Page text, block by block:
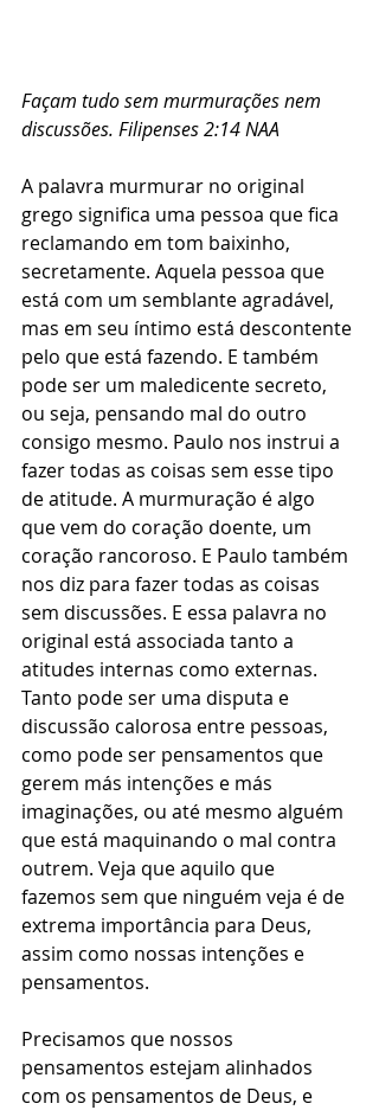
Façam tudo sem murmurações nem
discussões. Filipenses 2:14 NAA
A palavra murmurar no original
grego significa uma pessoa que fica
reclamando em tom baixinho,
secretamente. Aquela pessoa que
está com um semblante agradável,
mas em seu íntimo está descontente
pelo que está fazendo. E também
pode ser um maledicente secreto,
ou seja, pensando mal do outro
consigo mesmo. Paulo nos instrui a
fazer todas as coisas sem esse tipo
de atitude. A murmuração é algo
que vem do coração doente, um
coração rancoroso. E Paulo também
nos diz para fazer todas as coisas
sem discussões. E essa palavra no
original está associada tanto a
atitudes internas como externas.
Tanto pode ser uma disputa e
discussão calorosa entre pessoas,
como pode ser pensamentos que
gerem más intenções e más
imaginações, ou até mesmo alguém
que está maquinando o mal contra
outrem. Veja que aquilo que
fazemos sem que ninguém veja é de
extrema importância para Deus,
assim como nossas intenções e
pensamentos.
Precisamos que nossos
pensamentos estejam alinhados
com os pensamentos de Deus, e